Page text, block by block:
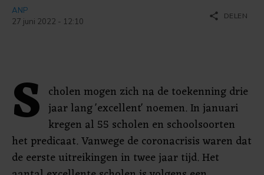
ANP
27 juni 2022 - 12:10
share DELEN
S cholen mogen zich na de toekenning drie
jaar lang 'excellent' noemen. In januari
kregen al 55 scholen en schoolsoorten
het predicaat. Vanwege de coronacrisis waren dat
de eerste uitreikingen in twee jaar tijd. Het